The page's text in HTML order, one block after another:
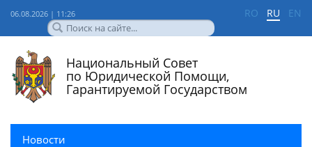
06.08.2026 | 11:26 RO RU EN
Национальный Совет
по Юридической Помощи,
Гарантируемой Государством
Новости